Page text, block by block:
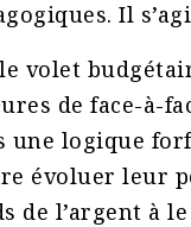
Il
volet
de face-à-
une logique
évoluer leur
de l’argent à